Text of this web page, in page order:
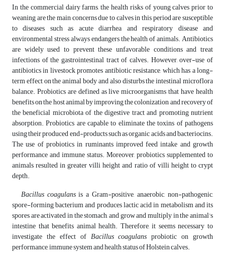
In the commercial dairy farms, the health risks of young calves prior to
weaning are the main concerns due to calves in this period are susceptible
to diseases such as acute diarrhea and respiratory disease and
environmental stress always endangers the health of animals. Antibiotics
are widely used to prevent these unfavorable conditions and treat
infections of the gastrointestinal tract of calves. However, over-use of
antibiotics in livestock promotes antibiotic resistance, which has a long-
term effect on the animal body and also disturbs the intestinal microflora
balance. Probiotics are defined as live microorganisms that have health
benefits on the host animal by improving the colonization and recovery of
the beneficial microbiota of the digestive tract and promoting nutrient
absorption. Probiotics are capable to eliminate the toxins of pathogens
using their produced end-products such as organic acids and bacteriocins.
The use of probiotics in ruminants improved feed intake and growth
performance and immune status. Moreover, probiotics supplemented to
animals resulted in greater villi height and ratio of villi height to crypt
depth.
Bacillus coagulansis a Gram-positive, anaerobic, non-pathogenic,
spore-forming bacterium and produces lactic acid in metabolism and its
spores are activated in the stomach, and grow and multiply in the animal’s
intestine that benefits animal health. Therefore, it seems necessary to
investigate the effect of Bacillus coagulans probiotic on growth
performance, immune system and health status of Holstein calves.